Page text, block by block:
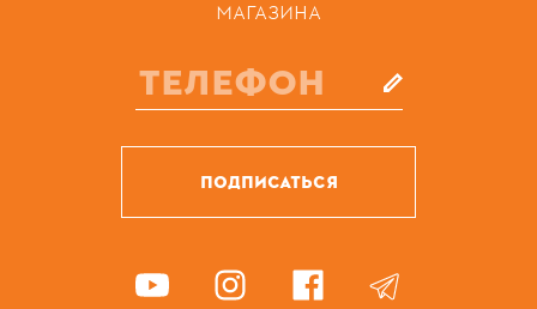
МАГАЗИНА
ПОДПИСАТЬСЯ